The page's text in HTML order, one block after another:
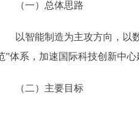
（一）总体思路
以智能制造为主攻方向，以数
”体系，加速国际科技创新中
（二）主要目标